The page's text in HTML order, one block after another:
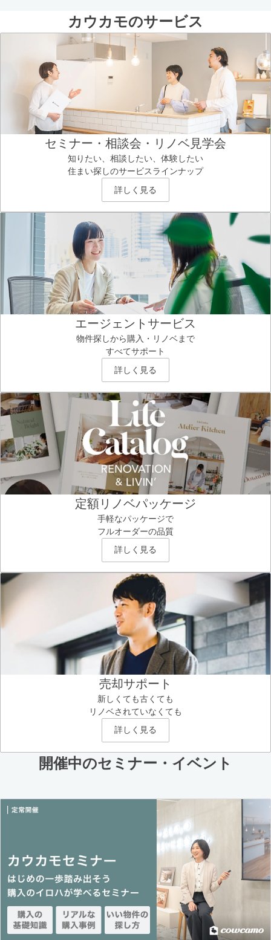
カウカモのサービス
セミナー・相談会・リノベ見学会
知りたい、相談したい、体験したい
住まい探しのサービスラインナップ
詳しく見る
エージェントサービス
物件探しから購入・リノベまで
すべてサポート
詳しく見る
定額リノベパッケージ
手軽なパッケージで
フルオーダーの品質
詳しく見る
売却サポート
新しくても古くても
リノベされていなくても
詳しく見る
開催中のセミナー・イベント